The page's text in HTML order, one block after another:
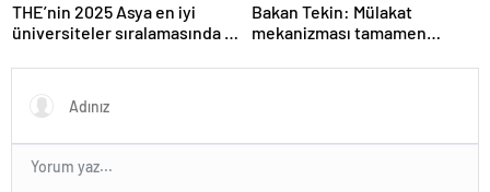
THE’nin 2025 Asya en iyi
üniversiteler sıralamasında 4
girdi
Bakan Tekin: Mülakat
mekanizması tamamen